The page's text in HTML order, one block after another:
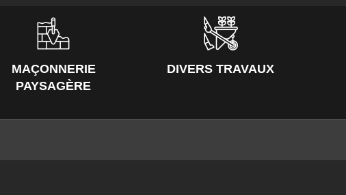
MAÇONNERIE
PAYSAGÈRE
DIVERS TRAVAUX